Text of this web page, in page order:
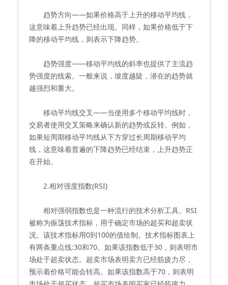
趋势方向——如果价格高于上升的移动平均线，
这意味着上升趋势已经出现。同样，如果价格低于下
降的移动平均线，则表示下降趋势。
趋势强度——移动平均线的斜率也提供了主流趋
势强度的线索。一般来说，坡度越陡，潜在的趋势就
越强烈和重大。
移动平均线交叉——当使用多个移动平均线时，
交易者使用交叉策略来确认新的趋势或反转。例如，
如果短周期移动平均线从下方穿过长周期移动平均
线，这意味着普遍的下降趋势已经结束，上升趋势正
在开始。
2.相对强度指数(RSI)
相对强弱指数也是一种流行的技术分析工具。RSI
被称为振荡技术指标，用于确定市场的超买和超卖状
况。该技术指标用0到100的值绘制。技术指标图表上
有两条重点线:30和70。如果该指数低于30，则表明市
场处于超卖状态。超卖市场表明卖方已经筋疲力尽，
预示着价格可能会转高。如果该指数高于70，则表明